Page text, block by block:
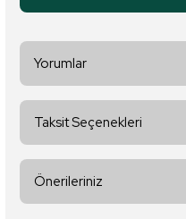
Yorumlar
Taksit Seçenekleri
Önerileriniz